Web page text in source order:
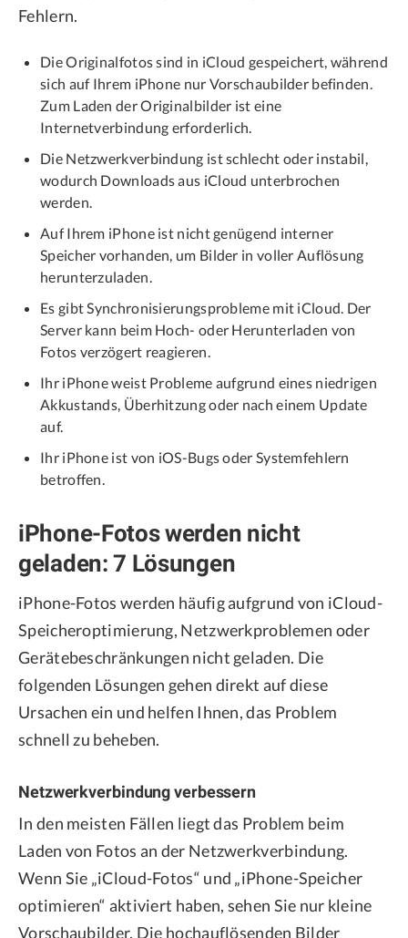
Fehlern.
Die Originalfotos sind in iCloud gespeichert, während
sich auf Ihrem iPhone nur Vorschaubilder befinden.
Zum Laden der Originalbilder ist eine
Internetverbindung erforderlich.
Die Netzwerkverbindung ist schlecht oder instabil,
wodurch Downloads aus iCloud unterbrochen
werden.
Auf Ihrem iPhone ist nicht genügend interner
Speicher vorhanden, um Bilder in voller Auflösung
herunterzuladen.
Es gibt Synchronisierungsprobleme mit iCloud. Der
Server kann beim Hoch- oder Herunterladen von
Fotos verzögert reagieren.
Ihr iPhone weist Probleme aufgrund eines niedrigen
Akkustands, Überhitzung oder nach einem Update
auf.
Ihr iPhone ist von iOS-Bugs oder Systemfehlern
betroffen.
iPhone-Fotos werden nicht
geladen: 7 Lösungen
iPhone-Fotos werden häufig aufgrund von iCloud-
Speicheroptimierung, Netzwerkproblemen oder
Gerätebeschränkungen nicht geladen. Die
folgenden Lösungen gehen direkt auf diese
Ursachen ein und helfen Ihnen, das Problem
schnell zu beheben.
Netzwerkverbindung verbessern
In den meisten Fällen liegt das Problem beim
Laden von Fotos an der Netzwerkverbindung.
Wenn Sie „iCloud-Fotos“ und „iPhone-Speicher
optimieren“ aktiviert haben, sehen Sie nur kleine
Vorschaubilder. Die hochauflösenden Bilder